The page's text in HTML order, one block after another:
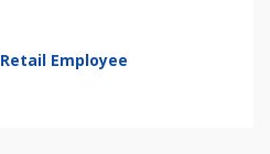
Retail Employee